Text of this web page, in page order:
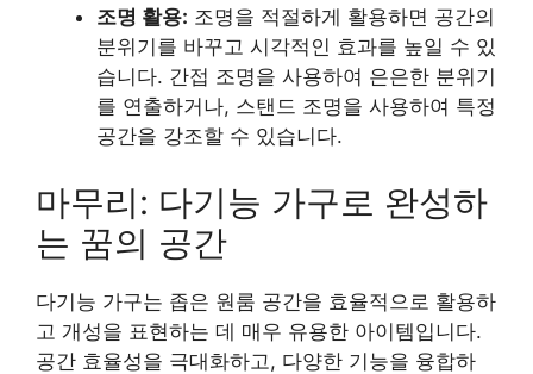
조명 활용: 조명을 적절하게 활용하면 공간의
분위기를 바꾸고 시각적인 효과를 높일 수 있
습니다. 간접 조명을 사용하여 은은한 분위기
를 연출하거나, 스탠드 조명을 사용하여 특정
공간을 강조할 수 있습니다.
마무리: 다기능 가구로 완성하
는 꿈의 공간
다기능 가구는 좁은 원룸 공간을 효율적으로 활용하
고 개성을 표현하는 데 매우 유용한 아이템입니다.
공간 효율성을 극대화하고, 다양한 기능을 융합하